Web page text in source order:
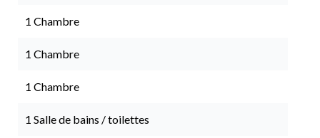
1 Chambre
1 Chambre
1 Chambre
1 Salle de bains / toilettes